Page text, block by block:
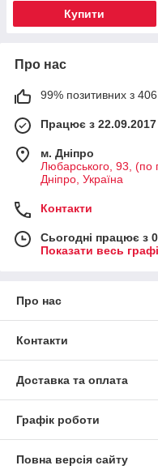
Купити
Про нас
99% позитивних з 406
Працює з 22.09.2017
м. Дніпро
Любарського, 93, (по
Дніпро, Україна
Контакти
Сьогодні працює з
Показати весь
Про нас
Контакти
Доставка та оплата
Графік роботи
Повна версія сайту